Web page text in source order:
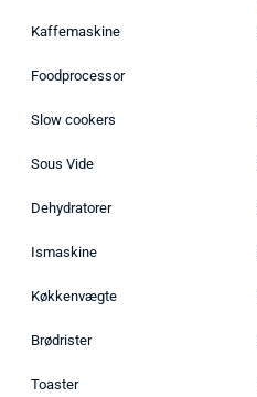
Kaffemaskine
Foodprocessor
Slow cookers
Sous Vide
Dehydratorer
Ismaskine
Køkkenvægte
Brødrister
Toaster